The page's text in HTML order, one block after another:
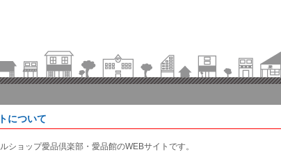
について
ショップ愛品倶楽部・愛品館のWEBサイトです。